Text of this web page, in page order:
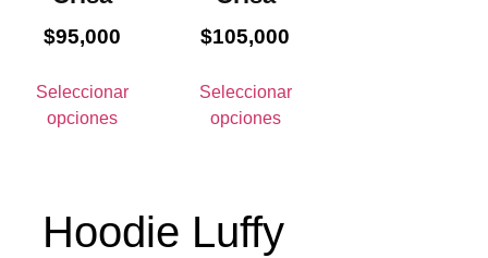
$95,000
Seleccionar
opciones
$105,000
Seleccionar
opciones
Hoodie Luffy